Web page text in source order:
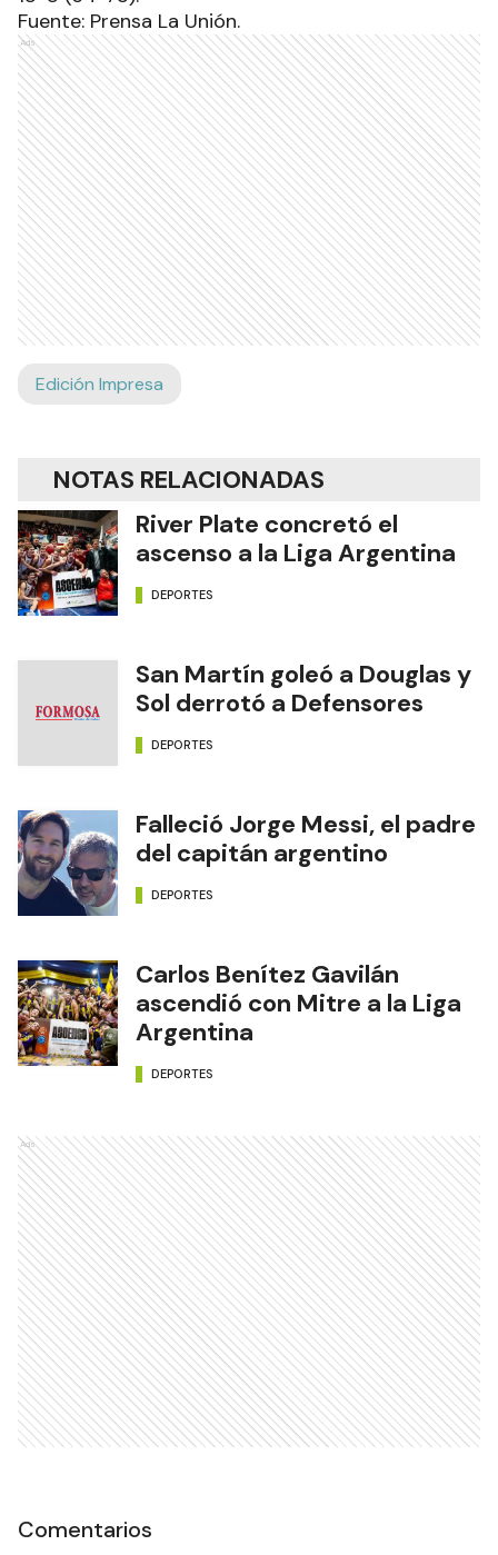
Fuente: Prensa La Unión.
Ads
Edición Impresa
NOTAS RELACIONADAS
River Plate concretó el
ascenso a la Liga Argentina
DEPORTES
San Martín goleó a Douglas y
Sol derrotó a Defensores
DEPORTES
Falleció Jorge Messi, el padre
del capitán argentino
DEPORTES
Carlos Benítez Gavilán
ascendió con Mitre a la Liga
Argentina
DEPORTES
Ads
Comentarios